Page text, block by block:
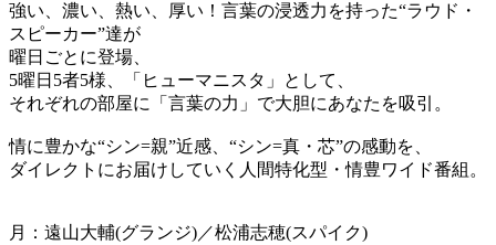
強い、濃い、熱い、厚い！言葉の浸透力を持った“ラウド・
スピーカー”達が
曜日ごとに登場、
5曜日5者5様、「ヒューマニスタ」として、
それぞれの部屋に「言葉の力」で大胆にあなたを吸引。
情に豊かな“シン=親”近感、“シン=真・芯”の感動を、
ダイレクトにお届けしていく人間特化型・情豊ワイド番組。
月：遠山大輔(グランジ)／松浦志穂(スパイク)